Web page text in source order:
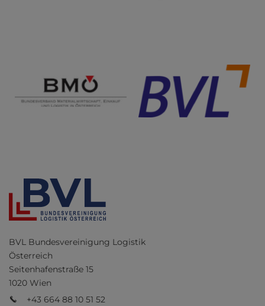
BVL Bundesvereinigung Logistik
Österreich
Seitenhafenstraße 15
1020 Wien
+43 664 88 10 51 52